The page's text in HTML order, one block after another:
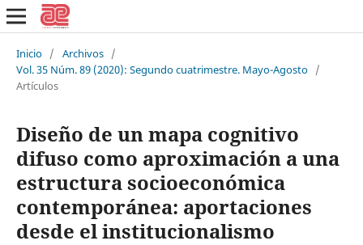
Inicio / Archivos /
Vol. 35 Núm. 89 (2020): Segundo cuatrimestre. Mayo-Agosto /
Artículos
Diseño de un mapa cognitivo
difuso como aproximación a una
estructura socioeconómica
contemporánea: aportaciones
desde el institucionalismo